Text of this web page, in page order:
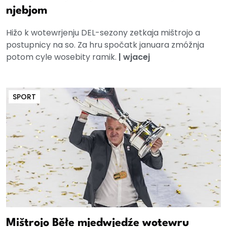
njebjom
Hižo k wotewrjenju DEL-sezony zetkaja mištrojo a
postupnicy na so. Za hru spočatk januara zmóžnja
potom cyle wosebity ramik. | wjacej
SPORT
Mištrojo Běłe mjedwjedźe wotewru